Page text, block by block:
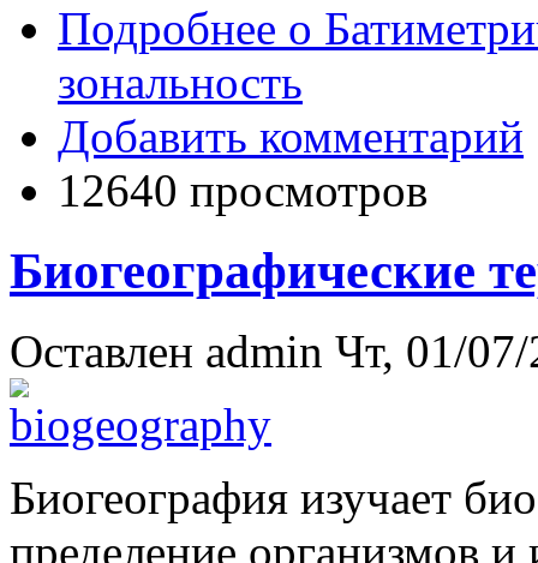
Подробнее о
зональность
Добавить комментарий
12640 просмотров
Биогеографические
Оставлен admin Чт, 01/
Био­гео­гра­фия изу­чает
пре­де­ле­ние ор­га­низ­мов